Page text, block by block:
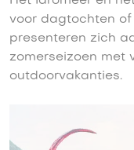
voor dagtochten
presenteren zich
zomerseizoen met
outdoorvakanties.